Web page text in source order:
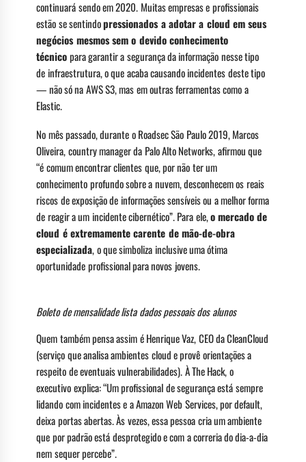
continuará sendo em 2020. Muitas empresas e profissionais
estão se sentindopressionados a adotar a cloud em seus
negócios mesmos sem o devido conhecimento
técnicopara garantir a segurança da informação nesse tipo
de infraestrutura, o que acaba causando incidentes deste tipo
— não só na AWS S3, mas em outras ferramentas como a
Elastic.
No mês passado, durante o Roadsec São Paulo 2019, Marcos
Oliveira, country manager da Palo Alto Networks, afirmou que
“é comum encontrar clientes que, por não ter um
conhecimento profundo sobre a nuvem, desconhecem os reais
riscos de exposição de informações sensíveis ou a melhor forma
de reagir a um incidente cibernético”. Para ele,o mercado de
cloud é extremamente carente de mão-de-obra
especializada, o que simboliza inclusive uma ótima
oportunidade profissional para novos jovens.
Boleto de mensalidade lista dados pessoais dos alunos
Quem também pensa assim é Henrique Vaz, CEO da CleanCloud
(serviço que analisa ambientes cloud e provê orientações a
respeito de eventuais vulnerabilidades). À The Hack, o
executivo explica: “Um profissional de segurança está sempre
lidando com incidentes e a Amazon Web Services, por default,
deixa portas abertas. Às vezes, essa pessoa cria um ambiente
que por padrão está desprotegido e com a correria do dia-a-dia
nem sequer percebe”.